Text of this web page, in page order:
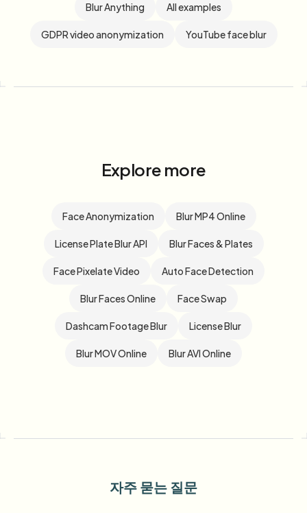
Blur Anything All examples
GDPR video anonymization YouTube face blur
Explore more
Face Anonymization Blur MP4 Online
License Plate Blur API Blur Faces & Plates
Face Pixelate Video Auto Face Detection
Blur Faces Online Face Swap
Dashcam Footage Blur License Blur
Blur MOV Online Blur AVI Online
자주 묻는 질문